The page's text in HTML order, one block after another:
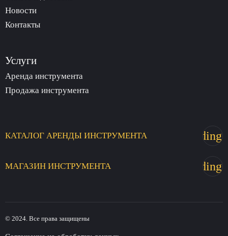
Новости
Контакты
Услуги
Аренда инструмента
Продажа инструмента
КАТАЛОГ АРЕНДЫ ИНСТРУМЕНТА
МАГАЗИН ИНСТРУМЕНТА
© 2024. Все права защищены